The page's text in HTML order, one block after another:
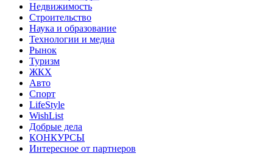
Недвижимость
Строительство
Наука и образование
Технологии и медиа
Рынок
Туризм
ЖКХ
Авто
Спорт
LifeStyle
WishList
Добрые дела
КОНКУРСЫ
Интересное от партнеров